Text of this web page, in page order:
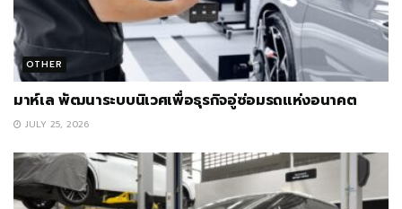
OTHER
มาห์เล พัฒนาระบบนิเวศเพื่อธุรกิจอู่ซ่อมรถแห่งอนาคต
JULY 25, 2026